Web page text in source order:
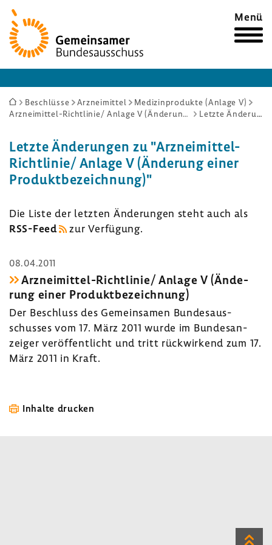
Zur
Startseite
Menü
Sie
sind
Beschlüsse Arzneimittel
Medizinprodukte (Anlage V)
Arzneimittel-Richtlinie/ Anlage V (Änderung einer Produktbezeichnung)
Letzte Änderungen
Letzte Ände­rungen zu "Arzneimittel-​
Richtlinie/ Anlage V (Ände­rung einer
Produkt­be­zeich­nung)"
Die Liste der letzten Ände­rungen steht auch als
RSS-​Feed
zur Verfü­gung.
08.04.2011
Arzneimittel-​Richtlinie/ Anlage V (Ände­
rung einer Produkt­be­zeich­nung)
Der Beschluss des Gemein­samen Bundes­aus­
schusses vom 17. März 2011 wurde im Bundes­an­
zeiger veröf­fent­licht und tritt rück­wir­kend zum 17.
März 2011 in Kraft.
Inhalte drucken
Zum